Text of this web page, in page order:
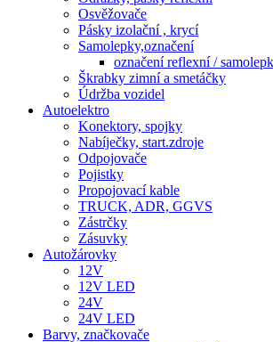
Osvěžovače
Pásky izolační , krycí
Samolepky,označení
označení reflexní /
Škrabky zimní a smetáčky
Údržba vozidel
Autoelektro
Konektory, spojky
Nabíječky, start.zdroje
Odpojovače
Pojistky
Propojovací kable
TRUCK, ADR, GGVS
Zástrčky
Zásuvky
Autožárovky
12V
12V LED
24V
24V LED
Barvy, značkovače